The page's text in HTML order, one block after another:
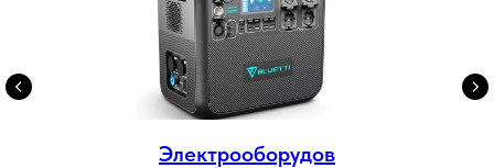
Электрооборудов